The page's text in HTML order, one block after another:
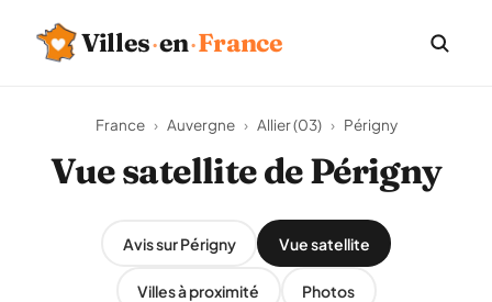
Villes·en·France
France › Auvergne › Allier (03) › Périgny
Vue satellite de Périgny
Avis sur Périgny Vue satellite
Villes à proximité Photos